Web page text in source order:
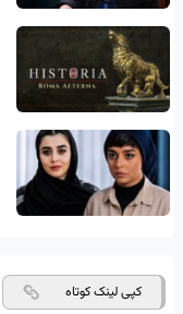
کپی لینک کوتاه